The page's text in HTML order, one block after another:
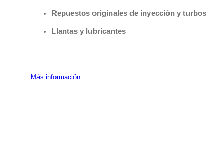
Repuestos originales de inyección y turbos
Llantas y lubricantes
Más información